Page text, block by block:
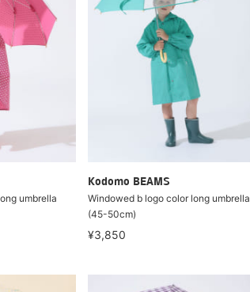
umbrella
Kodomo BEAMS
Windowed b logo color long umbrella
(45-50cm)
¥3,850